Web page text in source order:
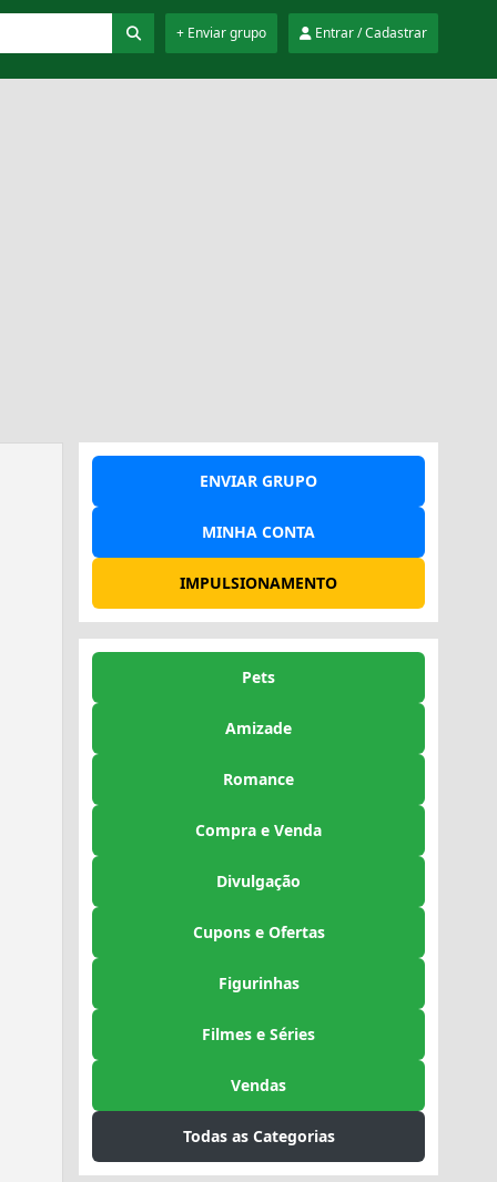
Entrar / Cadastrar
+ Enviar grupo
ENVIAR GRUPO
MINHA CONTA
IMPULSIONAMENTO
Pets
Amizade
Romance
Compra e Venda
Divulgação
Cupons e Ofertas
Figurinhas
Filmes e Séries
Vendas
Todas as Categorias